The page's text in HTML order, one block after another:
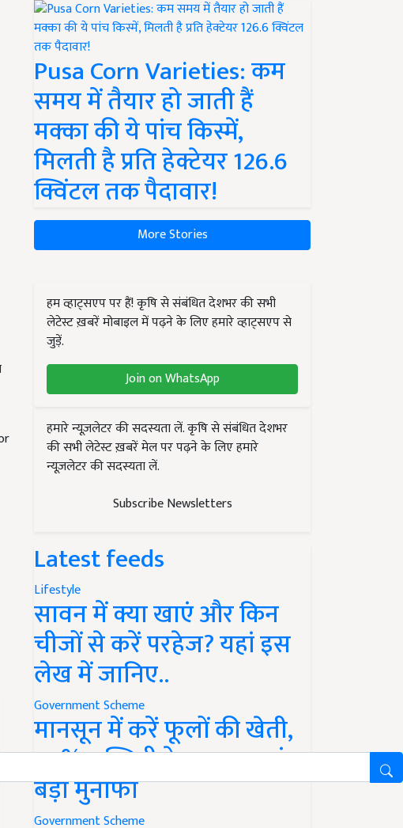
Pusa Corn Varieties: कम
समय में तैयार हो जाती हैं
मक्का की ये पांच किस्में,
मिलती है प्रति हेक्टेयर 126.6
क्विंटल तक पैदावार!
More Stories
हम व्हाट्सएप पर हैं! कृषि से संबंधित देशभर की सभी
लेटेस्ट ख़बरें मोबाइल में पढ़ने के लिए हमारे व्हाट्सएप से
जुड़ें.
Join on WhatsApp
हमारे न्यूज़लेटर की सदस्यता लें. कृषि से संबंधित देशभर
की सभी लेटेस्ट ख़बरें मेल पर पढ़ने के लिए हमारे
न्यूज़लेटर की सदस्यता लें.
Subscribe Newsletters
Latest feeds
Lifestyle
सावन में क्या खाएं और किन
चीजों से करें परहेज? यहां इस
लेख में जानिए..
Government Scheme
मानसून में करें फूलों की खेती,
50% सब्सिडी के साथ कमाएं
बड़ा मुनाफा
Government Scheme